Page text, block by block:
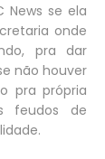
News se ela
onde
pra dar
não houver
pra própria
feudos de